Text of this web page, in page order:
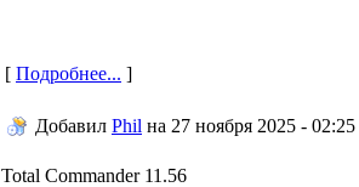
[ Подробнее... ]
Добавил Phil на 27 ноября 2025 - 02:25
Total Commander 11.56